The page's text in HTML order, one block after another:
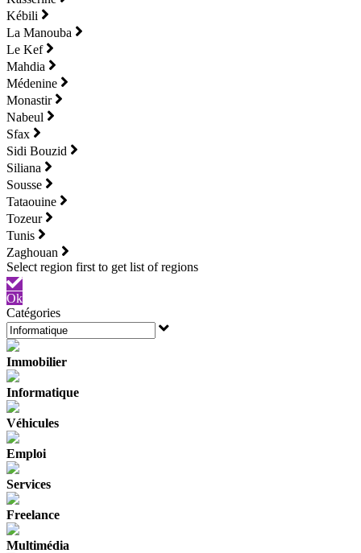
Kébili
La Manouba
Le Kef
Mahdia
Médenine
Monastir
Nabeul
Sfax
Sidi Bouzid
Siliana
Sousse
Tataouine
Tozeur
Tunis
Zaghouan
Ok
Catégories
Immobilier
Informatique
Véhicules
Emploi
Services
Freelance
Multimédia